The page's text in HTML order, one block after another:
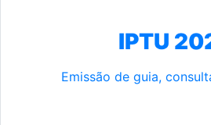
IPTU
Emissão de guia,